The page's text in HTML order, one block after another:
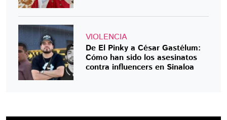
VIOLENCIA
De El Pinky a César Gastélum:
Cómo han sido los asesinatos
contra influencers en Sinaloa